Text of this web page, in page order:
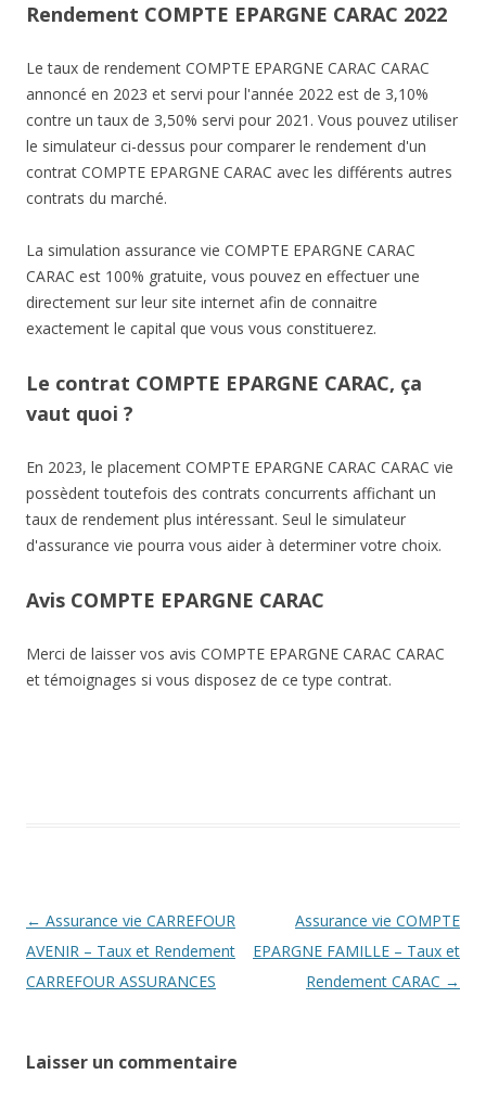
Rendement COMPTE EPARGNE CARAC 2022
Le taux de rendement COMPTE EPARGNE CARAC CARAC
annoncé en 2023 et servi pour l'année 2022 est de 3,10%
contre un taux de 3,50% servi pour 2021. Vous pouvez utiliser
le simulateur ci-dessus pour comparer le rendement d'un
contrat COMPTE EPARGNE CARAC avec les différents autres
contrats du marché.
La simulation assurance vie COMPTE EPARGNE CARAC
CARAC est 100% gratuite, vous pouvez en effectuer une
directement sur leur site internet afin de connaitre
exactement le capital que vous vous constituerez.
Le contrat COMPTE EPARGNE CARAC, ça
vaut quoi ?
En 2023, le placement COMPTE EPARGNE CARAC CARAC vie
possèdent toutefois des contrats concurrents affichant un
taux de rendement plus intéressant. Seul le simulateur
d'assurance vie pourra vous aider à determiner votre choix.
Avis COMPTE EPARGNE CARAC
Merci de laisser vos avis COMPTE EPARGNE CARAC CARAC
et témoignages si vous disposez de ce type contrat.
Navigation
des
articles
← Assurance vie CARREFOUR
AVENIR – Taux et Rendement
CARREFOUR ASSURANCES
Assurance vie COMPTE
EPARGNE FAMILLE – Taux et
Rendement CARAC →
Laisser un commentaire